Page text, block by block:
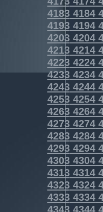
41834184
41934194
42034204
42134214
42234224
42334234
42434244
42534254
42634264
42734274
42834284
42934294
43034304
43134314
43234324
43334334
43434344